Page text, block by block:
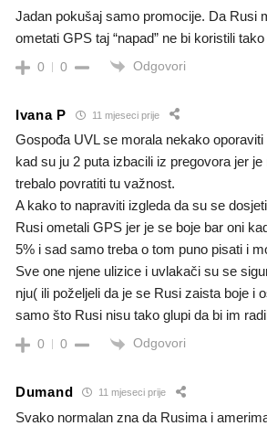
Jadan pokušaj samo promocije. Da Rusi
ometati GPS taj “napad” ne bi koristili tako
0 0 Odgovori
Ivana P 11 mjeseci prije
Gospođa UVL se morala nekako
kad su ju 2 puta izbacili iz pregovora jer
trebalo povratiti tu važnost.
A kako to napraviti izgleda da su se
Rusi ometali GPS jer je se boje bar oni
5% i sad samo treba o tom puno pisati i
Sve one njene ulizice i uvlakači su se
nju( ili poželjeli da je se Rusi zaista boje i
samo što Rusi nisu tako glupi da bi im
0 0 Odgovori
Dumand 11 mjeseci prije
Svako normalan zna da Rusima i